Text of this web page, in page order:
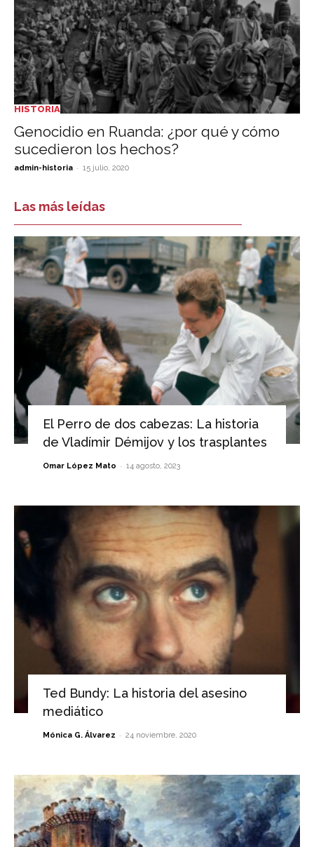
HISTORIA
Genocidio en Ruanda: ¿por qué y cómo
sucedieron los hechos?
admin-historia - 15 julio, 2020
Las más leídas
El Perro de dos cabezas: La historia
de Vladímir Démijov y los trasplantes
Omar López Mato - 14 agosto, 2023
Ted Bundy: La historia del asesino
mediático
Mónica G. Álvarez - 24 noviembre, 2020